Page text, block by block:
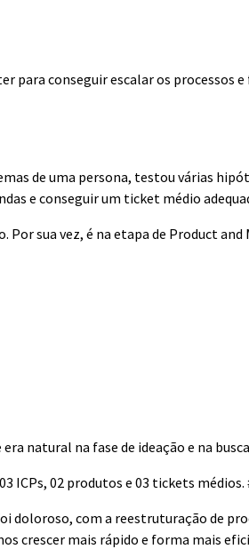
conseguir escalar os processos
de uma persona, testou várias
e conseguir um ticket médio
sua vez, é na etapa de Product
natural na fase de ideação e na
ICPs, 02 produtos e 03 tickets médios.
doloroso, com a reestruturação de
crescer mais rápido e forma mais